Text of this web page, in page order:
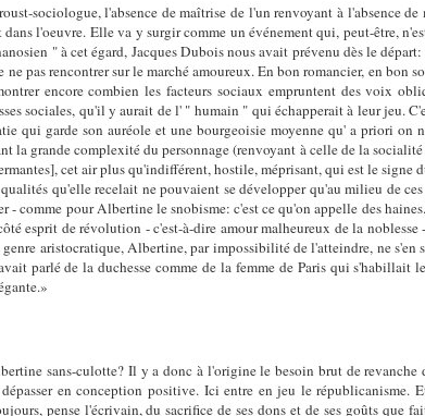
sociologue, l'absence de maîtrise de l'un renvoyant à l'absence
l'oeuvre. Elle va y surgir comme un événement qui, peut-être,
" à cet égard, Jacques Dubois nous avait prévenu dès le
pas rencontrer sur le marché amoureux. En bon romancier, en bon
encore combien les facteurs sociaux empruntent des voix
sociales, qu'il y aurait de l' " humain " qui échapperait à leur jeu.
qui garde son auréole et une bourgeoisie moyenne qu' a priori on
la grande complexité du personnage (renvoyant à celle de la
cet air plus qu'indifférent, hostile, méprisant, qui est le signe
qu'elle recelait ne pouvaient se développer qu'au milieu de
- comme pour Albertine le snobisme: c'est ce qu'on appelle des
esprit de révolution - c'est-à-dire amour malheureux de la noblesse
aristocratique, Albertine, par impossibilité de l'atteindre, ne s'en
parlé de la duchesse comme de la femme de Paris qui s'habillait
sans-culotte? Il y a donc à l'origine le besoin brut de revanche
en conception positive. Ici entre en jeu le républicanisme.
pense l'écrivain, du sacrifice de ses dons et de ses goûts que